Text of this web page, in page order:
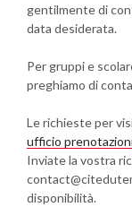
gentilmente di
data desiderata.
Per gruppi e
preghiamo di
Le richieste per
ufficio
Inviate la vostra
disponibilità.